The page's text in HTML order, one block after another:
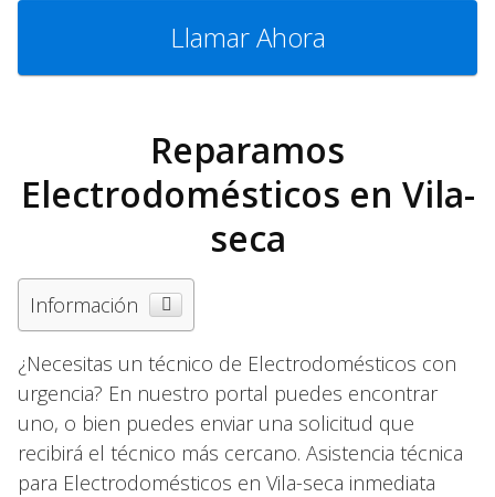
Llamar Ahora
Reparamos
Electrodomésticos en Vila-
seca
Información
¿Necesitas un técnico de Electrodomésticos con
urgencia? En nuestro portal puedes encontrar
uno, o bien puedes enviar una solicitud que
recibirá el técnico más cercano. Asistencia técnica
para Electrodomésticos en Vila-seca inmediata